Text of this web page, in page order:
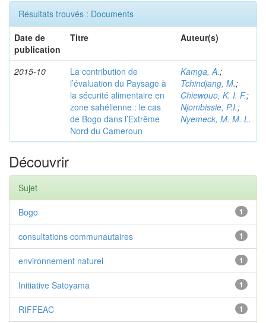
Résultats trouvés : Documents
Date de
publication
Titre Auteur(s)
2015-10
La contribution de
l’évaluation du Paysage à
la sécurité alimentaire en
zone sahélienne : le cas
de Bogo dans l’Extrême
Nord du Cameroun
Kamga, A.;
Tchindjang, M.;
Chiewouo, K. I. F.;
Njombissie, P.I.;
Nyemeck, M. M. L.
Découvrir
Sujet
1
Bogo
1
consultations communautaires
1
environnement naturel
1
Initiative Satoyama
1
RIFFEAC